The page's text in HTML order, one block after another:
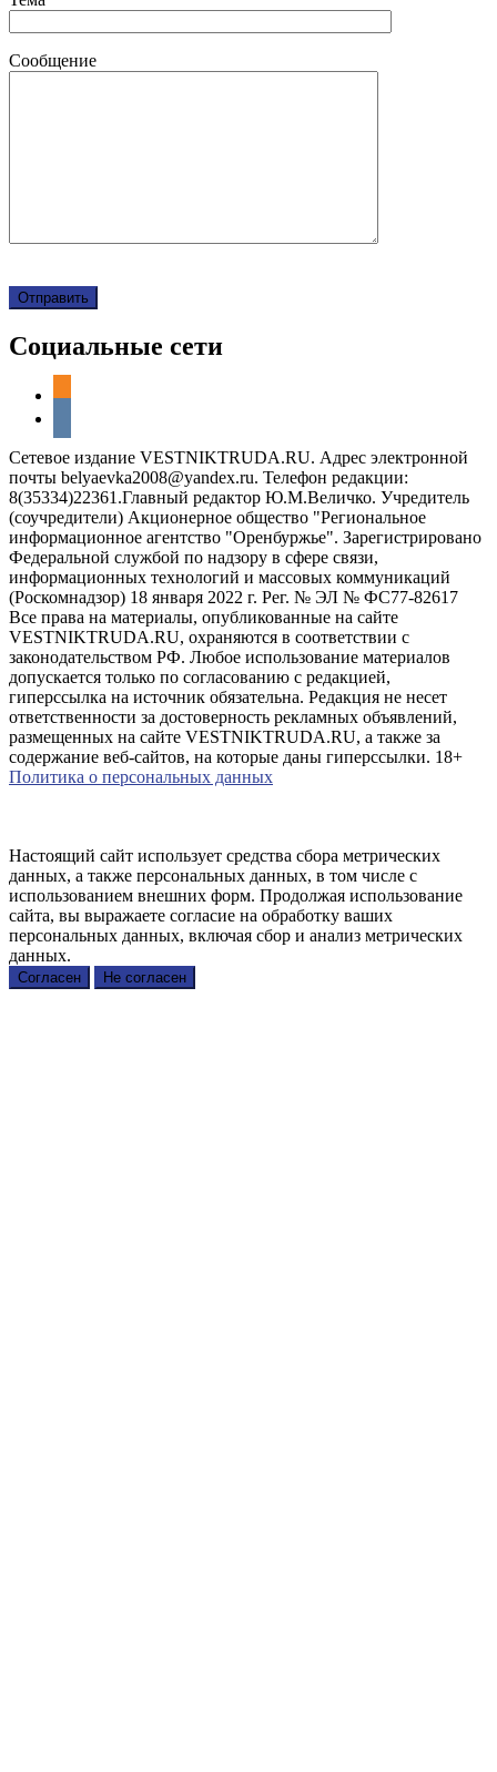
Сообщение
Социальные сети
Сетевое издание VESTNIKTRUDA.RU. Адрес электронной
почты belyaevka2008@yandex.ru. Телефон редакции:
8(35334)22361.Главный редактор Ю.М.Величко. Учредитель
(соучредители) Акционерное общество "Региональное
информационное агентство "Оренбуржье". Зарегистрировано
Федеральной службой по надзору в сфере связи,
информационных технологий и массовых коммуникаций
(Роскомнадзор) 18 января 2022 г. Рег. № ЭЛ № ФС77-82617
Все права на материалы, опубликованные на сайте
VESTNIKTRUDA.RU, охраняются в соответствии с
законодательством РФ. Любое использование материалов
допускается только по согласованию с редакцией,
гиперссылка на источник обязательна. Редакция не несет
ответственности за достоверность рекламных объявлений,
размещенных на сайте VESTNIKTRUDA.RU, а также за
содержание веб-сайтов, на которые даны гиперссылки. 18+
Политика о персональных данных
Настоящий сайт использует средства сбора метрических
данных, а также персональных данных, в том числе с
использованием внешних форм. Продолжая использование
сайта, вы выражаете согласие на обработку ваших
персональных данных, включая сбор и анализ метрических
данных.
Согласен Не согласен